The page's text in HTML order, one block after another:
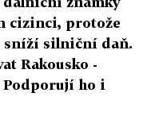
cizinci, protože
sníží silniční daň.
Rakousko -
ho i